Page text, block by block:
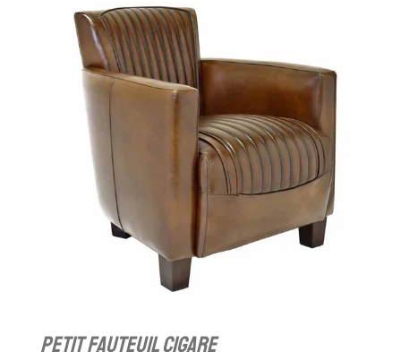
petit fauteuil cigare